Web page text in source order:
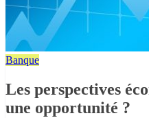
Banque
Les perspectives
une opportunité ?